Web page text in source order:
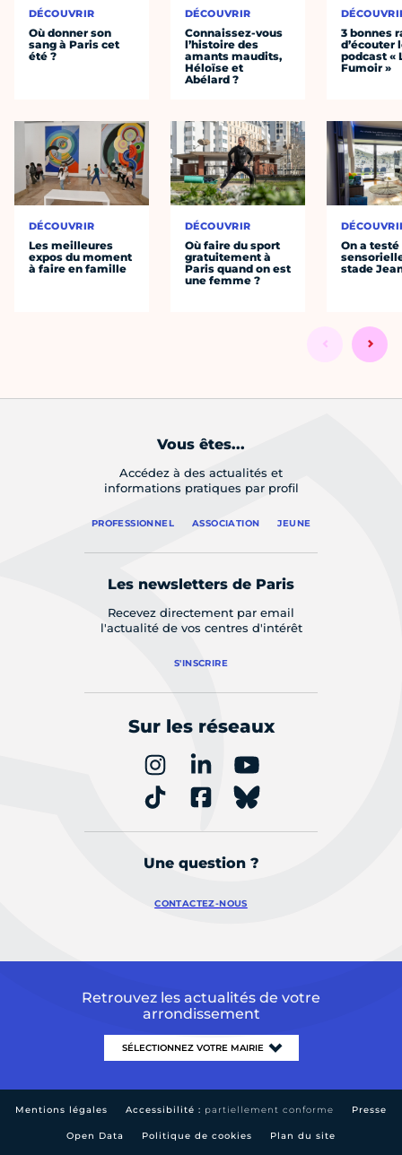
DÉCOUVRIR
Où donner son
sang à Paris cet
été ?
DÉCOUVRIR
Les meilleures
expos du moment
à faire en famille
DÉCOUVRIR
Connaissez-vous
l’histoire des
amants maudits,
Héloïse et
Abélard ?
DÉCOUVRIR
Où faire du sport
gratuitement à
Paris quand on est
une femme ?
3 bonnes
d’écouter
podcast «
Fumoir »
On a
stade
Vous êtes...
Accédez à des actualités et
informations pratiques par profil
PROFESSIONNEL ASSOCIATION JEUNE
Les newsletters de Paris
Recevez directement par email
l'actualité de vos centres d'intérêt
S'INSCRIRE
Sur les réseaux
Une question ?
CONTACTEZ-NOUS
Retrouvez les actualités de votre
arrondissement
Mentions légales Accessibilité : partiellement conforme Presse
Open Data Politique de cookies Plan du site